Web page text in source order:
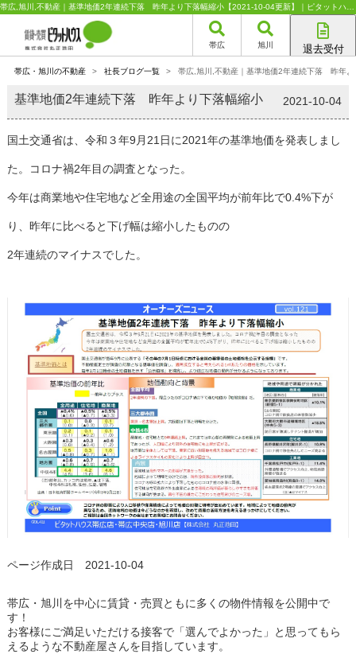
帯広 旭川 退去受付
旭川店
帯広・旭川の不動産 > 社長ブログ一覧 > 帯広,旭川,不動産｜基準地価2年連続下落 昨年よ
基準地価2年連続下落 昨年より下落幅縮小 2021-10-04
国土交通省は、令和３年9月21日に2021年の基準地価を発表しまし
た。コロナ禍2年目の調査となった。
今年は商業地や住宅地など全用途の全国平均が前年比で0.4%下が
り、昨年に比べると下げ幅は縮小したものの
2年連続のマイナスでした。
ページ作成日 2021-10-04
帯広・旭川を中心に賃貸・売買ともに多くの物件情報を公開中で
す！
お客様にご満足いただける接客で「選んでよかった」と思ってもら
えるような不動産屋さんを目指しています。